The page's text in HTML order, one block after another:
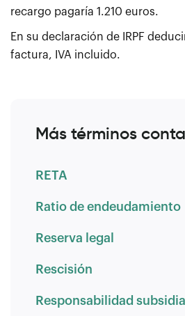
recargo pagaría 1.210 euros.
En su declaración de IRPF
factura, IVA incluido.
Más términos
RETA
Ratio de endeudamiento
Reserva legal
Rescisión
Responsabilidad